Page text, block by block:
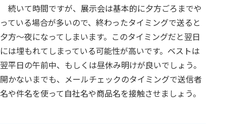
続いて時間ですが、展示会は基本的に夕方ごろまでや
っている場合が多いので、終わったタイミングで送ると
夕方～夜になってしまいます。このタイミングだと翌日
には埋もれてしまっている可能性が高いです。ベストは
翌平日の午前中、もしくは昼休み明けが良いでしょう。
開かないまでも、メールチェックのタイミングで送信者
名や件名を使って自社名や商品名を接触させましょう。